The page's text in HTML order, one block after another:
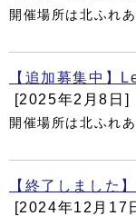
開催場所は北ふれ
【追加募集中】
[2025年2月8日]
開催場所は北ふれ
【終了しました
[2024年12月17